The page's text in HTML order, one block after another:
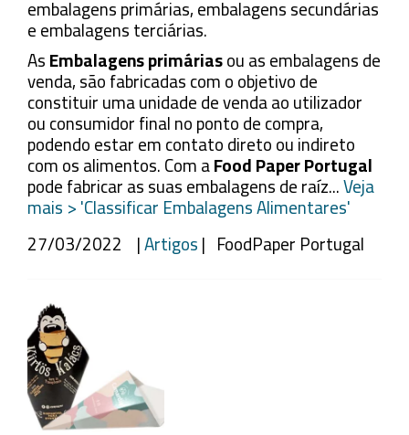
embalagens primárias, embalagens secundárias
e embalagens terciárias.
AsEmbalagens primáriasou as embalagens de
venda, são fabricadas com o objetivo de
constituir uma unidade de venda ao utilizador
ou consumidor final no ponto de compra,
podendo estar em contato direto ou indireto
com os alimentos. Com aFood Paper Portugal
pode fabricar as suas embalagens de raíz...Veja
mais > 'Classificar Embalagens Alimentares'
27/03/2022 |Artigos| FoodPaper Portugal